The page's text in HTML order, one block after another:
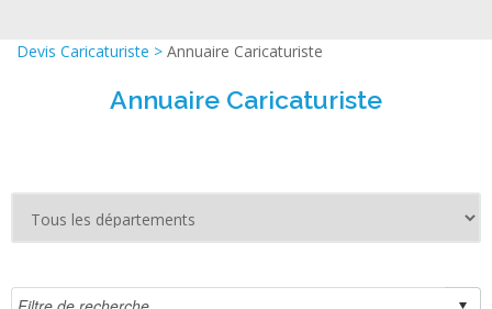
Devis Caricaturiste > Annuaire Caricaturiste
Annuaire Caricaturiste